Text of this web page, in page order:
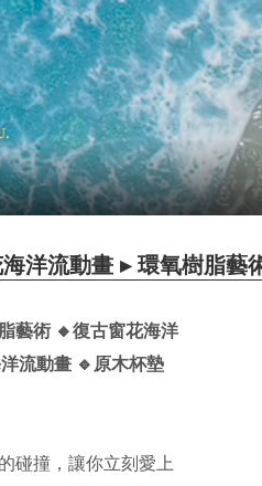
洋流動畫 ▸ 環氧樹脂藝
藝術 🔸復古窗花海洋
流動畫 🔹原木杯墊
碰撞，讓你立刻愛上